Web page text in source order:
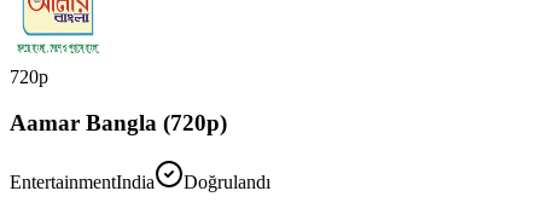
720p
Aamar Bangla (720p)
EntertainmentIndia
Doğrulandı